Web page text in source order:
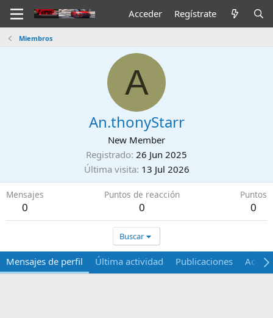
Acceder Regístrate
Miembros
A
An.thonyStarr
New Member
Registrado 26 Jun 2025
Última visita 13 Jul 2026
Mensajes
0
Puntos de reacción
0
Puntos
0
Buscar
Mensajes de perfil Última actividad Publicaciones Acerca